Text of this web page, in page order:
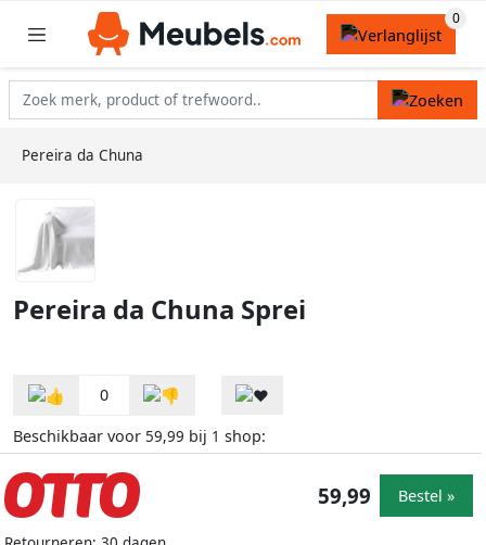
Pereira da Chuna
Pereira da Chuna Sprei
0
Beschikbaar voor 59,99 bij 1 shop:
59,99 Bestel »